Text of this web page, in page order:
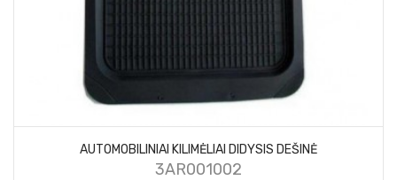
AUTOMOBILINIAI KILIMĖLIAI DIDYSIS DEŠINĖ
3AR001002